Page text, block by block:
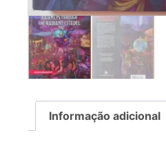
Informação adicional